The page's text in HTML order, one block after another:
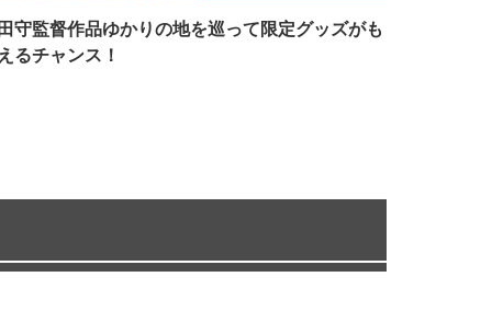
守監督作品ゆかりの地を巡って限定グッズがも
るチャンス！